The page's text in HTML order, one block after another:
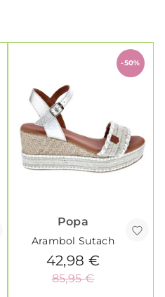
-50%
Popa
Arambol Sutach
42,98 €
85,95 €